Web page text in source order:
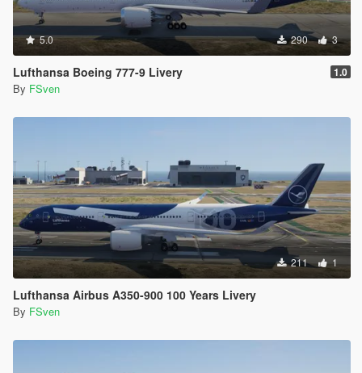
5.0 290 3
Lufthansa Boeing 777-9 Livery 1.0
By FSven
211 1
Lufthansa Airbus A350-900 100 Years Livery
By FSven